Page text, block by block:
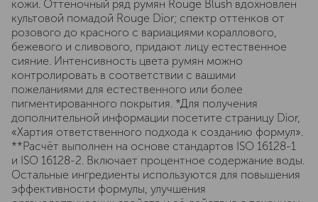
кожи. Оттеночный ряд румян Rouge Blush вдохновлен ​​
культовой помадой Rouge Dior; спектр оттенков от
розового до красного с вариациями кораллового,
бежевого и сливового, придают лицу естественное
сияние. Интенсивность цвета румян можно
контролировать в соответствии с вашими
пожеланиями для естественного или более
пигментированного покрытия. *Для получения
дополнительной информации посетите страницу Dior,
«Хартия ответственного подхода к созданию формул».
**Расчёт выполнен на основе стандартов ISO 16128-1
и ISO 16128-2. Включает процентное содержание воды.
Остальные ингредиенты используются для повышения
эффективности формулы, улучшения